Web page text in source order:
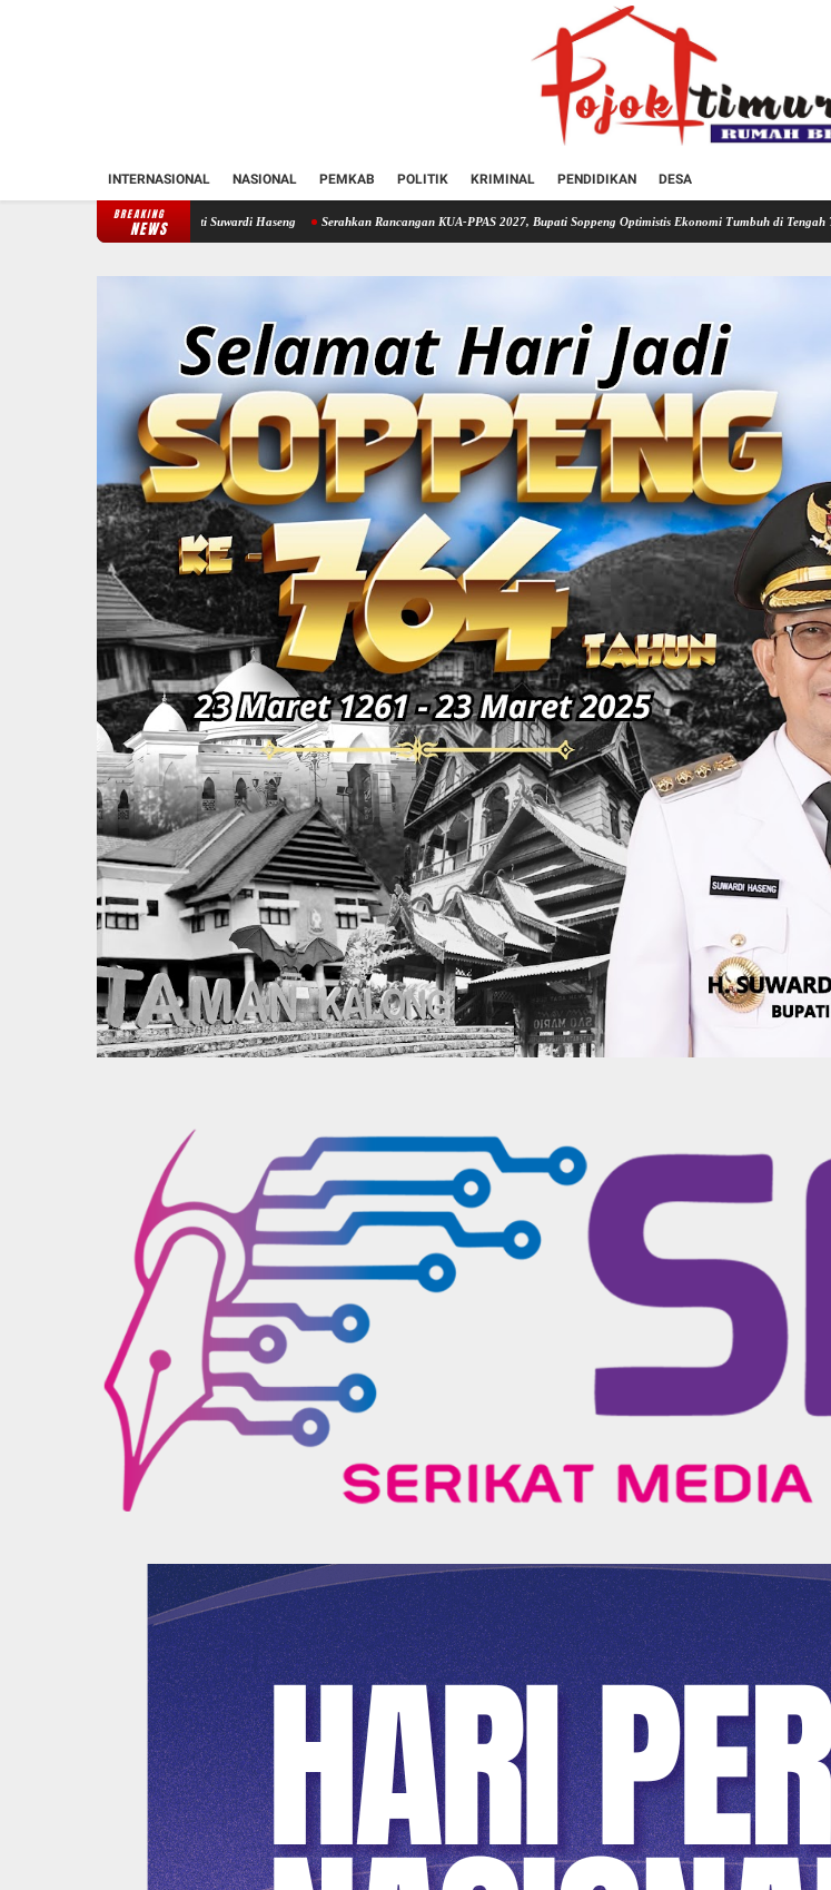
INTERNASIONAL NASIONAL PEMKAB POLITIK KRIMINAL PENDIDIKAN DESA
BREAKING
NEWS
Temui Bupati Suwardi Haseng Serahkan Rancangan KUA-PPAS 2027, Bupati Soppeng Optimistis Ekonomi Tumbuh di Tengah Tekanan Fiskal